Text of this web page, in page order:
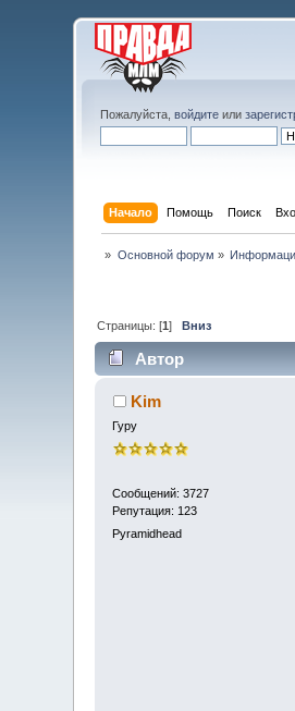
Пожалуйста,войдите или
Начало Помощь Поиск
» Основной форум »
Страницы: [1]Вниз
Автор
Kim
Гуру
Сообщений: 3727
Репутация: 123
Pyramidhead